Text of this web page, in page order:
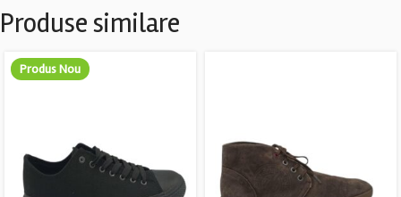
Produse similare
Produs Nou